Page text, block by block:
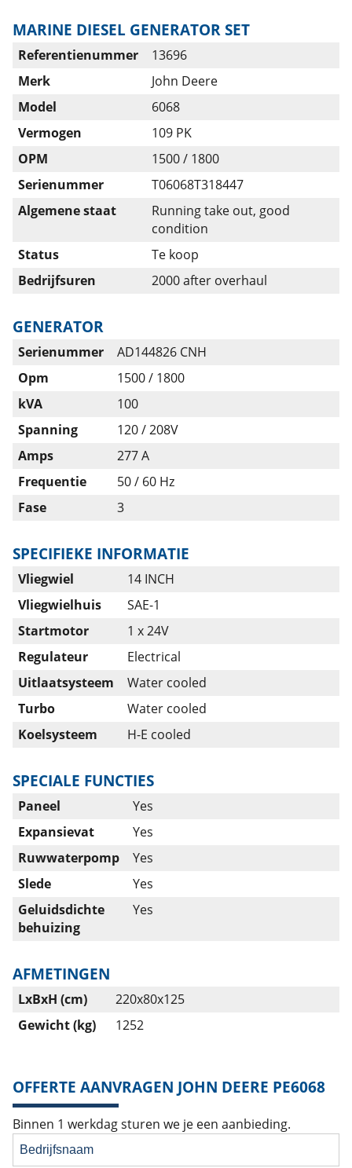
MARINE DIESEL GENERATOR SET
Referentienummer
13696
Merk
John Deere
Model
6068
Vermogen
109 PK
OPM
1500 / 1800
Serienummer
T06068T318447
Algemene staat
Running take out, good
condition
Status
Te koop
Bedrijfsuren
2000 after overhaul
GENERATOR
Serienummer
AD144826 CNH
Opm
1500 / 1800
kVA
100
Spanning
120 / 208V
Amps
277 A
Frequentie
50 / 60 Hz
Fase
3
SPECIFIEKE INFORMATIE
Vliegwiel
14 INCH
Vliegwielhuis
SAE-1
Startmotor
1 x 24V
Regulateur
Electrical
Uitlaatsysteem
Water cooled
Turbo
Water cooled
Koelsysteem
H-E cooled
SPECIALE FUNCTIES
Paneel
Yes
Expansievat
Yes
Ruwwaterpomp
Yes
Slede
Yes
Geluidsdichte
behuizing
Yes
AFMETINGEN
LxBxH (cm)
220x80x125
Gewicht (kg)
1252
OFFERTE AANVRAGEN JOHN DEERE PE6068
Binnen 1 werkdag sturen we je een aanbieding.